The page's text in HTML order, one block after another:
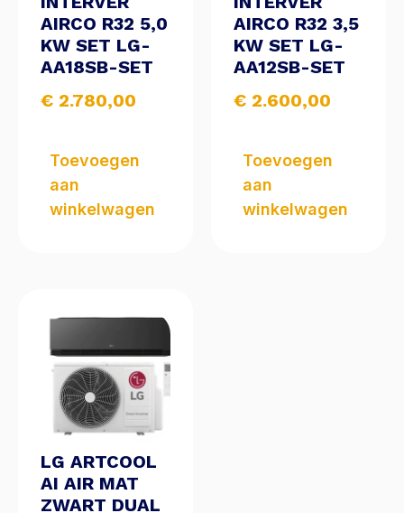
AIRCO R32 5,0
KW SET LG-
AA18SB-SET
€ 2.780,00
Toevoegen
aan
winkelwagen
AIRCO R32 3,5
KW SET LG-
AA12SB-SET
€ 2.600,00
Toevoegen
aan
winkelwagen
LG ARTCOOL
AI AIR MAT
ZWART DUAL